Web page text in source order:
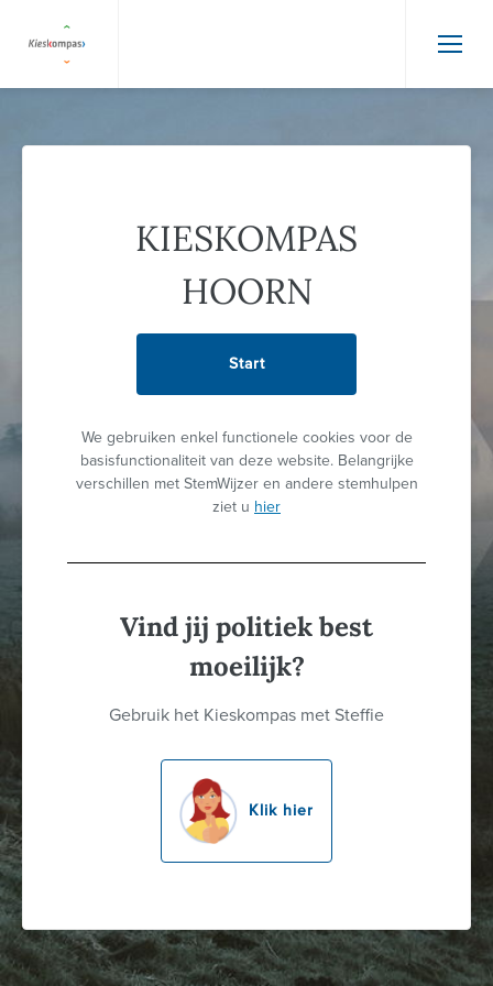
KIESKOMPAS
HOORN
Start
We gebruiken enkel functionele cookies voor de
basisfunctionaliteit van deze website. Belangrijke
verschillen met StemWijzer en andere stemhulpen
ziet u hier
Vind jij politiek best
moeilijk?
Gebruik het Kieskompas met Steffie
Klik hier